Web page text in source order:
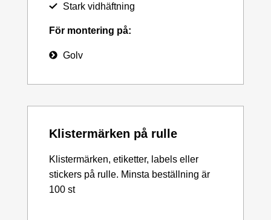
Stark vidhäftning
För montering på:
Golv
Klistermärken på rulle
Klistermärken, etiketter, labels eller
stickers på rulle. Minsta beställning är
100 st